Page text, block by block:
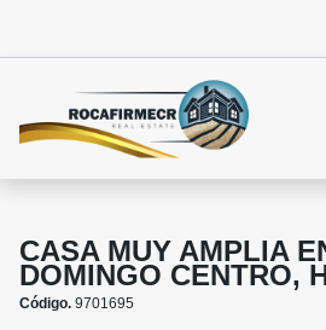
CASA MUY AMPLIA
DOMINGO CENTRO,
Código. 9701695